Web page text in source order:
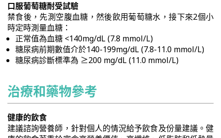
口服葡萄糖耐受試驗
禁食後，先測空腹血糖，然後飲用葡萄糖水，接下來2個小
時定時測量血糖：
正常值為血糖 <140mg/dL (7.8 mmol/L)
糖尿病前期數值介於140-199mg/dL (7.8-11.0 mmol/L)
糖尿病診斷標準為 ≥200 mg/dL (11.0 mmol/L)
治療和藥物參考
健康的飲食
建議諮詢營養師，針對個人的情況給予飲食及份量建議。健